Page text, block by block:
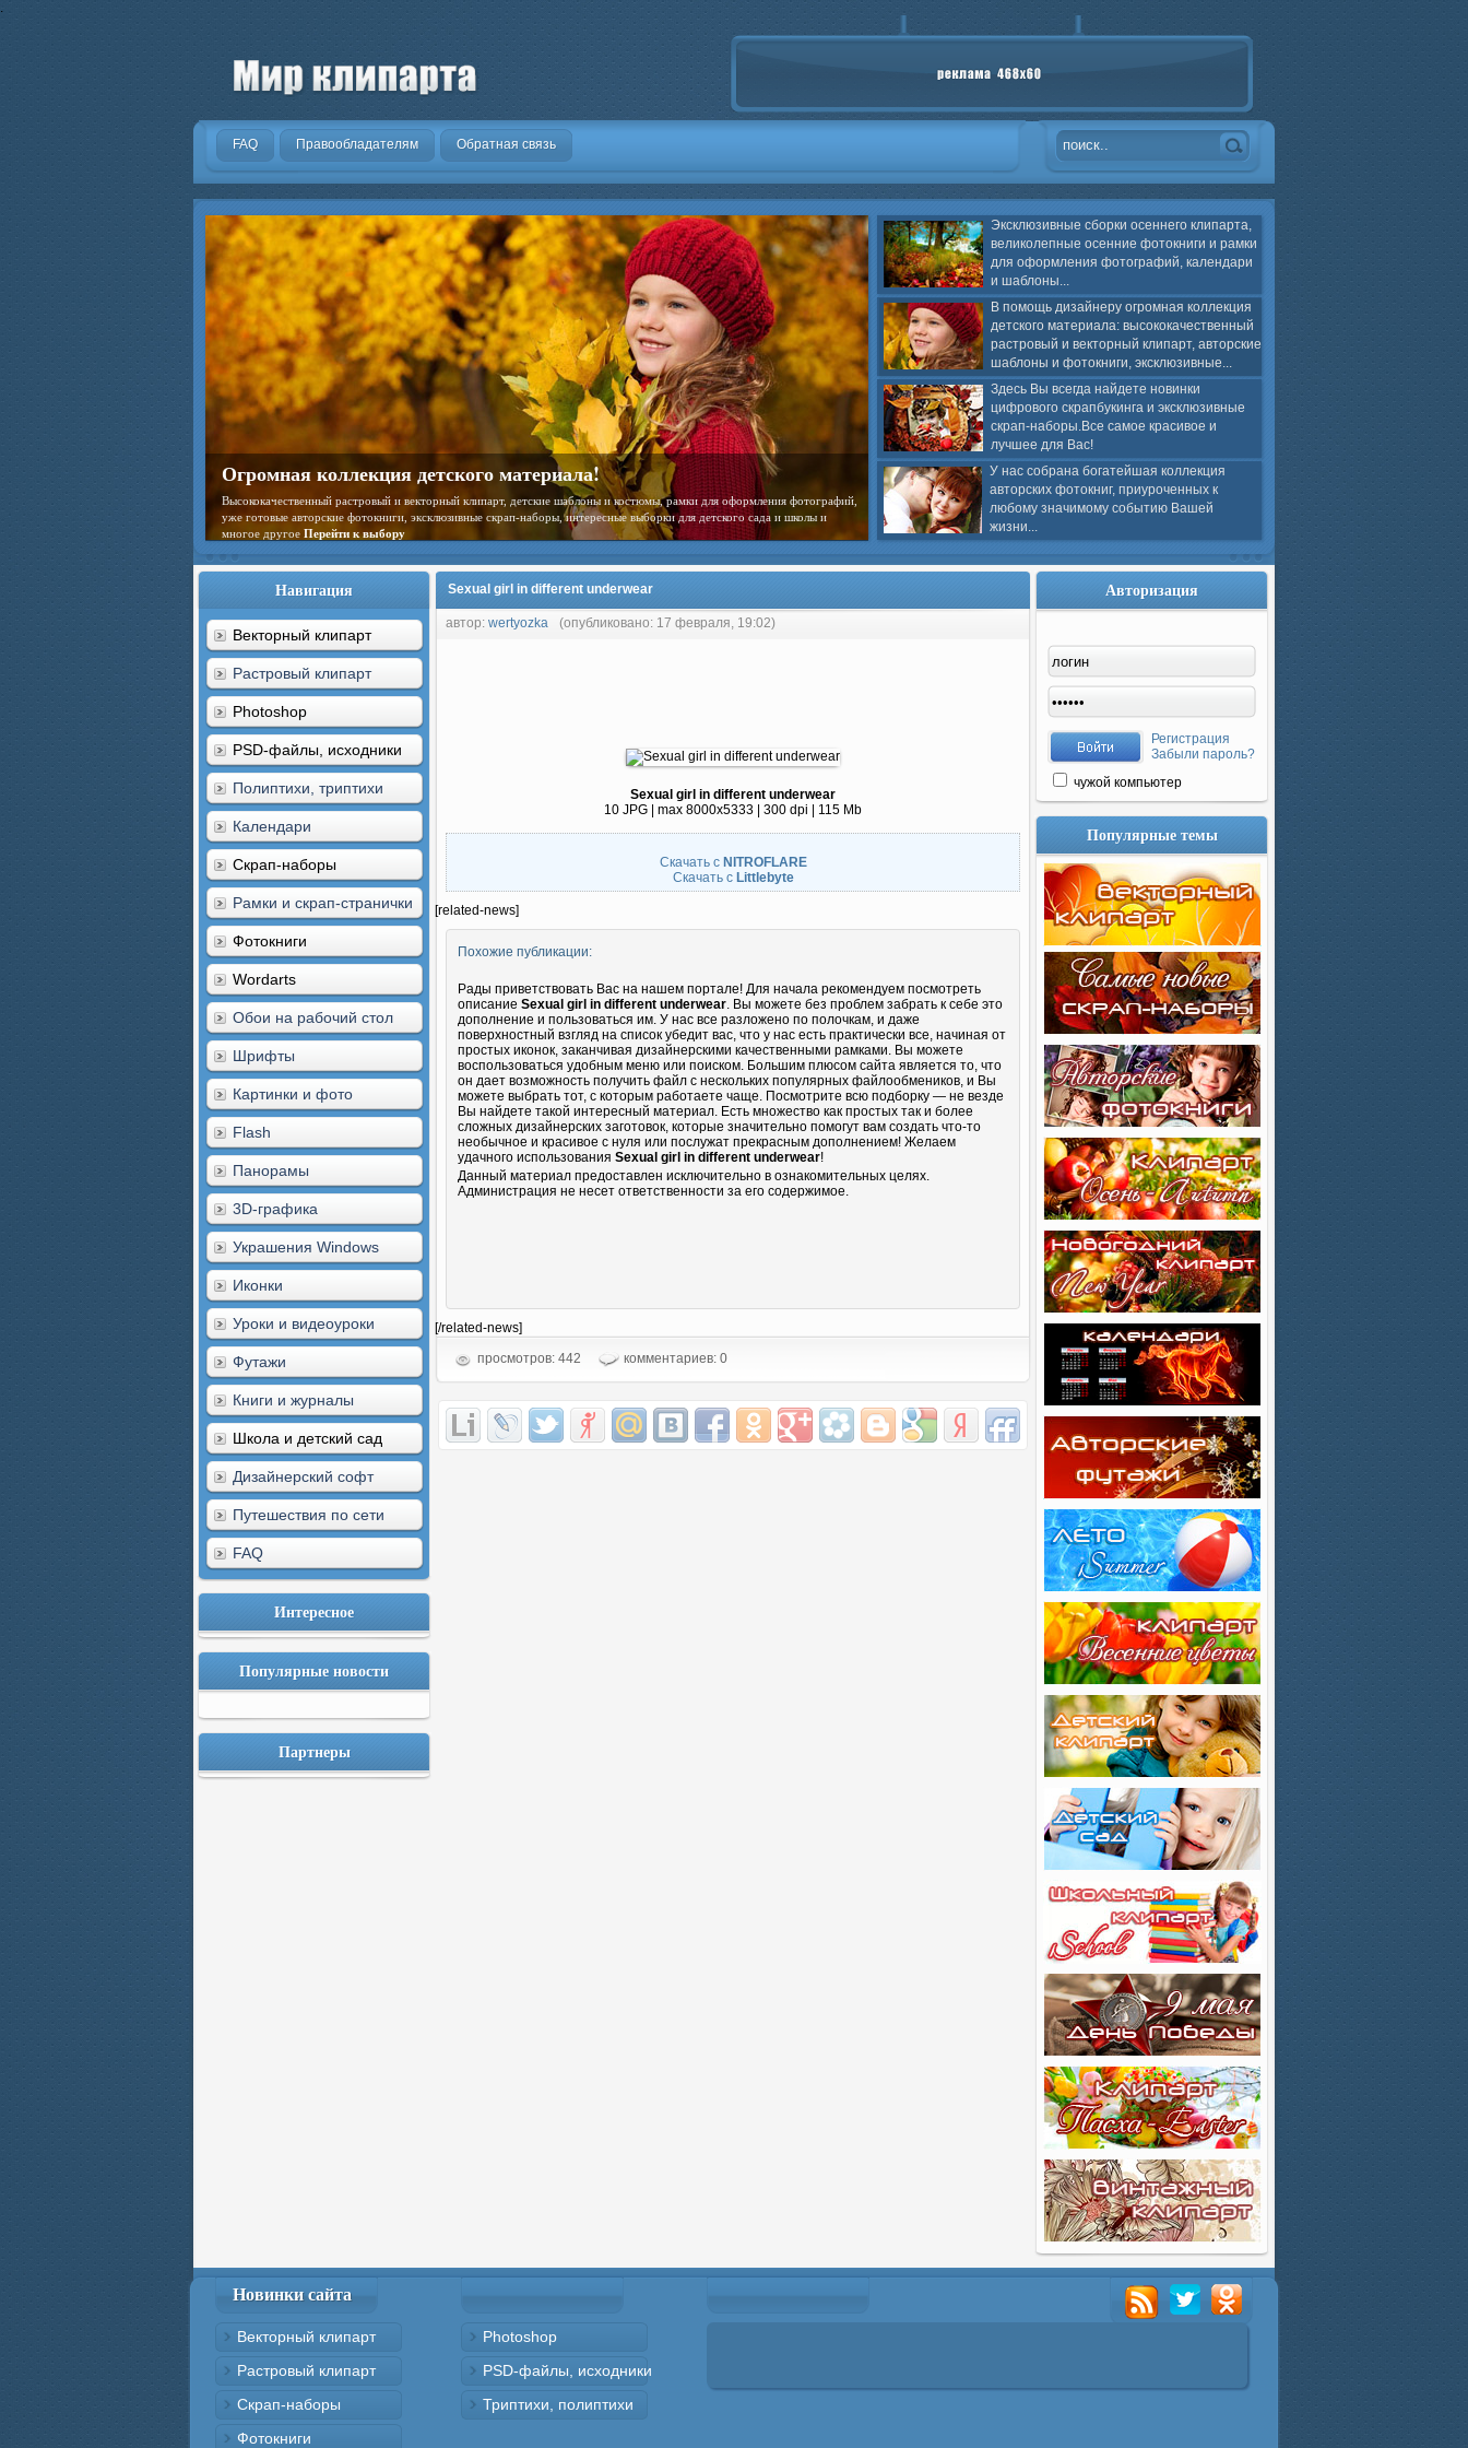
.
FAQ Правообладателям Обратная связь
Эксклюзивные сборки осеннего клипарта,
великолепные осенние фотокниги и рамки
для оформления фотографий, календари
и шаблоны...
В помощь дизайнеру огромная коллекция
детского материала: высококачественный
растровый и векторный клипарт, авторские
шаблоны и фотокниги, эксклюзивные...
Здесь Вы всегда найдете новинки
цифрового скрапбукинга и эксклюзивные
скрап-наборы.Все самое красивое и
лучшее для Вас!
У нас собрана богатейшая коллекция
авторских фотокниг, приуроченных к
любому значимому событию Вашей
жизни...
Огромная коллекция детского материала!
Высококачественный растровый и векторный клипарт, детские шаблоны и костюмы, рамки для оформления фотографий,
уже готовые авторские фотокниги, эксклюзивные скрап-наборы, интересные выборки для детского сада и школы и
многое другое Перейти к выбору
Навигация
Векторный клипарт
Растровый клипарт
Photoshop
PSD-файлы, исходники
Полиптихи, триптихи
Календари
Скрап-наборы
Рамки и скрап-странички
Фотокниги
Wordarts
Обои на рабочий стол
Шрифты
Картинки и фото
Flash
Панорамы
3D-графика
Украшения Windows
Иконки
Уроки и видеоуроки
Футажи
Книги и журналы
Школа и детский сад
Дизайнерский софт
Путешествия по сети
FAQ
Интересное
Популярные новости
Партнеры
Sexual girl in different underwear
автор: wertyozka (опубликовано: 17 февраля, 19:02)
Sexual girl in different underwear
10 JPG | max 8000x5333 | 300 dpi | 115 Mb
Скачать с NITROFLARE
Скачать с Littlebyte
[related-news]
Похожие публикации:
Рады приветствовать Вас на нашем портале! Для начала рекомендуем посмотреть
описание Sexual girl in different underwear. Вы можете без проблем забрать к себе это
дополнение и пользоваться им. У нас все разложено по полочкам, и даже
поверхностный взгляд на список убедит вас, что у нас есть практически все, начиная от
простых иконок, заканчивая дизайнерскими качественными рамками. Вы можете
воспользоваться удобным меню или поиском. Большим плюсом сайта является то, что
он дает возможность получить файл с нескольких популярных файлообмеников, и Вы
можете выбрать тот, с которым работаете чаще. Посмотрите всю подборку — не везде
Вы найдете такой интересный материал. Есть множество как простых так и более
сложных дизайнерских заготовок, которые значительно помогут вам создать что-то
необычное и красивое с нуля или послужат прекрасным дополнением! Желаем
удачного использования Sexual girl in different underwear!
Данный материал предоставлен исключительно в ознакомительных целях.
Администрация не несет ответственности за его содержимое.
[/related-news]
просмотров: 442
комментариев: 0
Авторизация
Регистрация
Забыли пароль?
чужой компьютер
Популярные темы
Новинки сайта
Векторный клипарт
Растровый клипарт
Скрап-наборы
Фотокниги
Photoshop
PSD-файлы, исходники
Триптихи, полиптихи